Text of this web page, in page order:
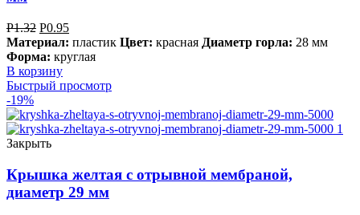
Р1.32 Р0.95
Материал: пластик Цвет: красная Диаметр горла: 28 мм
Форма: круглая
В корзину
Быстрый просмотр
-19%
Закрыть
Крышка желтая с отрывной мембраной,
диаметр 29 мм